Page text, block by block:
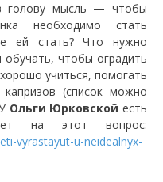
голову мысль — чтобы
необходимо стать
ей стать? Что нужно
чтобы оградить
учиться, помогать
(список можно
Ольги Юрковской есть
на этот вопрос:
vyrastayut-u-neidealnyx-